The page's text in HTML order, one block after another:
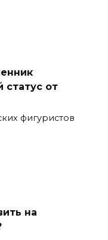
статус от
фигуристов
на